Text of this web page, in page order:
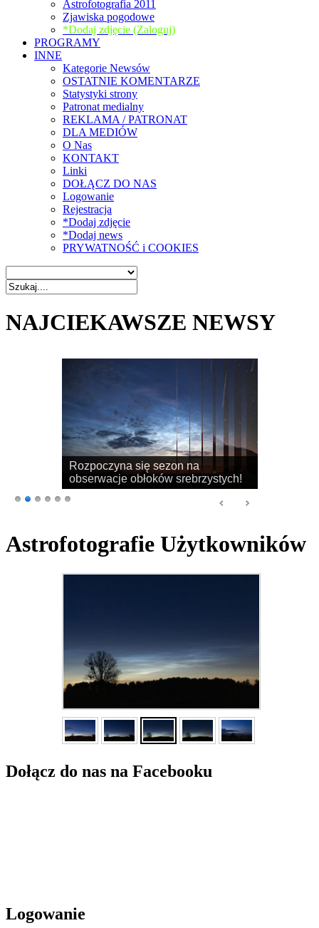
Astrofotografia 2011
Zjawiska pogodowe
*Dodaj zdjęcie (Zaloguj)
PROGRAMY
INNE
Kategorie Newsów
OSTATNIE KOMENTARZE
Statystyki strony
Patronat medialny
REKLAMA / PATRONAT
DLA MEDIÓW
O Nas
KONTAKT
Linki
DOŁĄCZ DO NAS
Logowanie
Rejestracja
*Dodaj zdjęcie
*Dodaj news
PRYWATNOŚĆ i COOKIES
NAJCIEKAWSZE NEWSY
Rozpoczyna się sezon na
obserwacje obłoków srebrzystych!
Astrofotografie Użytkowników
Dołącz do nas na Facebooku
Logowanie